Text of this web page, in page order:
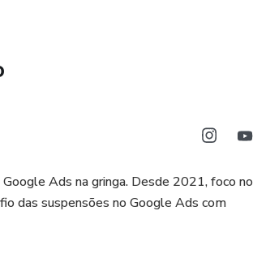
Ads na gringa. Desde 2021, foco no
das suspensões no Google Ads com